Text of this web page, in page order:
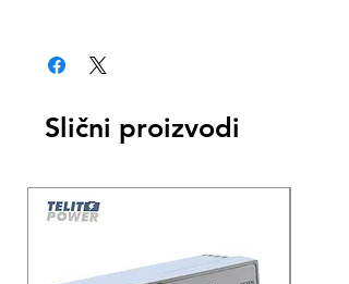
Slični proizvodi